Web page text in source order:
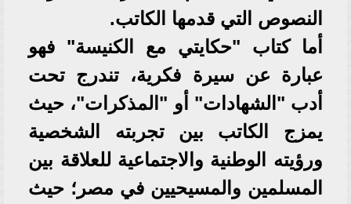
النصوص التي قدمها الكاتب.
أما كتاب "حكايتي مع الكنيسة" فهو
عبارة عن سيرة فكرية، تندرج تحت
أدب "الشهادات" أو "المذكرات"، حيث
يمزج الكاتب بين تجربته الشخصية
ورؤيته الوطنية والاجتماعية للعلاقة بين
المسلمين والمسيحيين في مصر؛ حيث